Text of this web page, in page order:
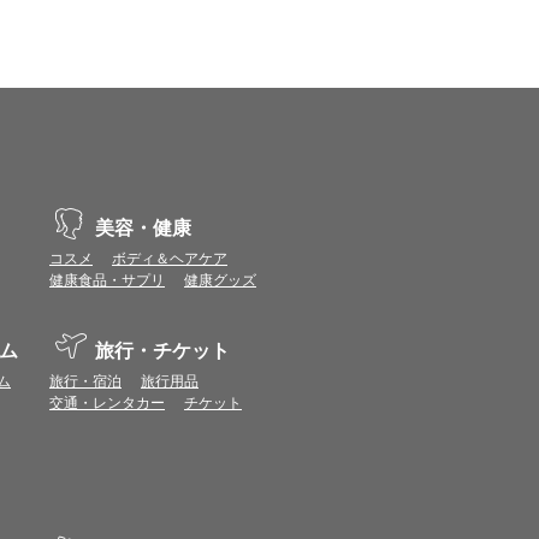
トまたは表示ポイント数をプレミアムポイ
。
があります。ポイント付与時期はショップご
ましては表示ポイント数と付与ポイント数
トは付きません。
。
から再度ショップへアクセスしてください。
。
美容・健康
コスメ
ボディ＆ヘアケア
健康食品・サプリ
健康グッズ
旅行・チケット
旅行・宿泊
旅行用品
交通・レンタカー
チケット